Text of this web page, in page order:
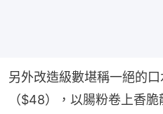
另外改造級數堪稱一絕的
（$48），以腸粉卷上香